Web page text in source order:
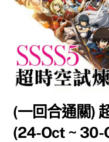
(一回合通關)
(24-Oct ~ 30-